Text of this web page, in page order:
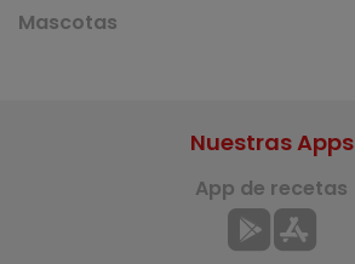
Mascotas
Nuestras Apps
App de recetas